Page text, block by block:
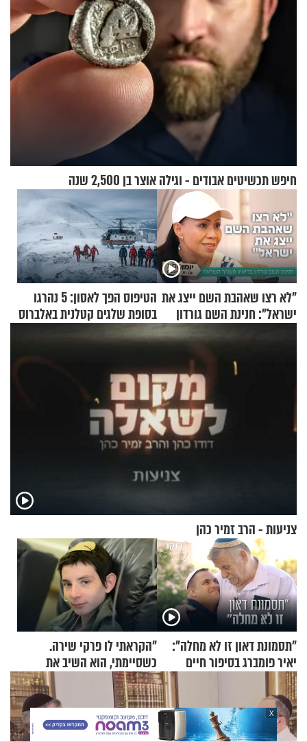
חיפש תכשיטים אבודים - וגילה אוצר בן 2,500 שנה
"לא רצו שאהבת השם ייצג את
ישראל": חנינת השם גורדון
הטיפוס הפך לאסון: 5 נהרגו
בסופת שלגים קטלנית באלברוס
צניעות - הרב זמיר כהן
"תסמונת דאון זו לא מחלה":
יאיר פומברג בסיפור חיים
מעורר השראה
"הקראתי לו פרקי שירה.
כשסיימתי, הוא השיב את
נשמתו לבורא"
X